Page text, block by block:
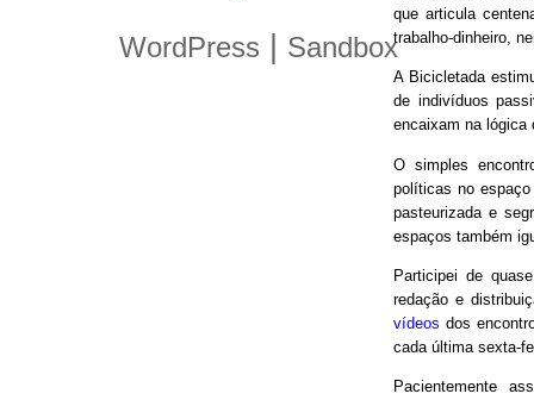
que articula
trabalho-dinheiro,
A Bicicletada
de indivíduos
encaixam na lógica
O simples
políticas no
pasteurizada e
espaços também
Participei de
redação e
vídeos dos
cada última sexta-
Pacientemente
WordPress Sandbox